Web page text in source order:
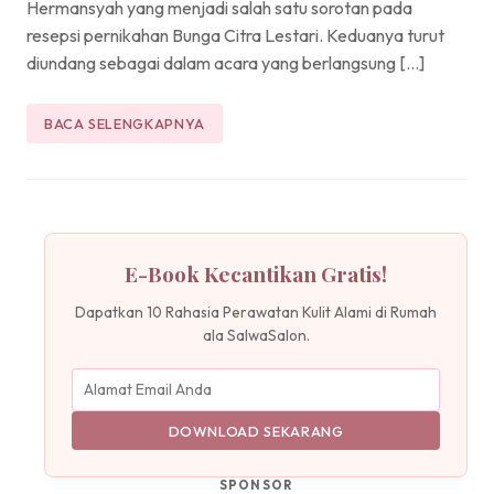
Hermansyah yang menjadi salah satu sorotan pada
resepsi pernikahan Bunga Citra Lestari. Keduanya turut
diundang sebagai dalam acara yang berlangsung […]
BACA SELENGKAPNYA
E-Book Kecantikan Gratis!
Dapatkan 10 Rahasia Perawatan Kulit Alami di Rumah
ala SalwaSalon.
DOWNLOAD SEKARANG
SPONSOR